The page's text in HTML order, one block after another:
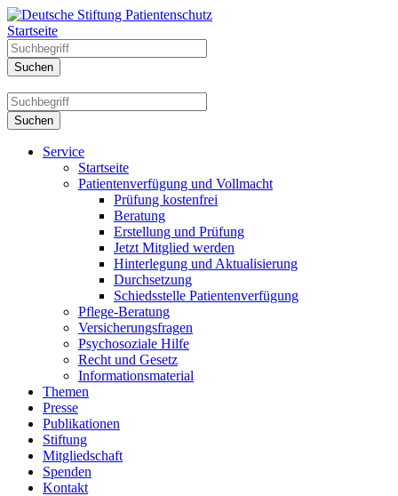
Startseite
Service
Startseite
Patientenverfügung und Vollmacht
Prüfung kostenfrei
Beratung
Erstellung und Prüfung
Jetzt Mitglied werden
Hinterlegung und Aktualisierung
Durchsetzung
Schiedsstelle Patientenverfügung
Pflege-Beratung
Versicherungsfragen
Psychosoziale Hilfe
Recht und Gesetz
Informationsmaterial
Themen
Presse
Publikationen
Stiftung
Mitgliedschaft
Spenden
Kontakt